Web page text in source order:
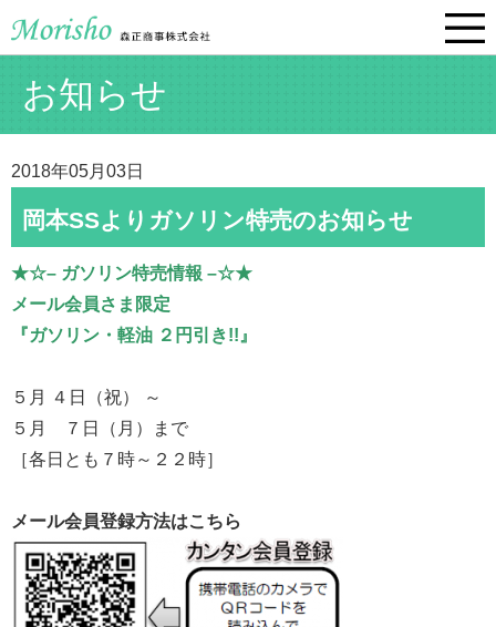
お知らせ
2018年05月03日
岡本SSよりガソリン特売のお知らせ
★☆– ガソリン特売情報 –☆★
メール会員さま限定
『ガソリン・軽油 ２円引き!!』
５月 ４日（祝） ～
５月 ７日（月）まで
［各日とも７時～２２時］
メール会員登録方法はこちら